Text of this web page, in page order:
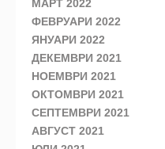
МАРТ 2022
ФЕВРУАРИ 2022
ЯНУАРИ 2022
ДЕКЕМВРИ 2021
НОЕМВРИ 2021
ОКТОМВРИ 2021
СЕПТЕМВРИ 2021
АВГУСТ 2021